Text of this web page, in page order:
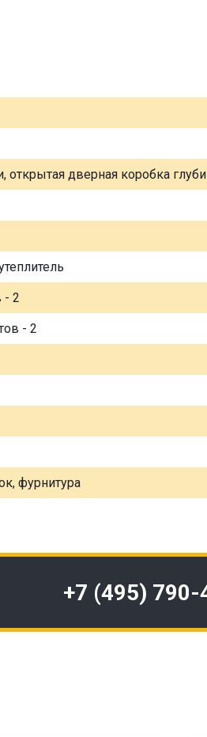
открытая дверная коробка
- 2
- 2
фурнитура
+7 (495) 790-